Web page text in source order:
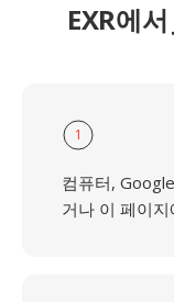
EXR에
1
컴퓨터,
거나 이 페이